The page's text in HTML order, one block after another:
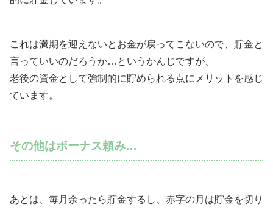
これは満期を迎えないとお金が戻ってこないので、貯金と
言っていいのだろうか…というかんじですが、
老後の資金として強制的に貯められる点にメリットを感じ
ています。
その他はボーナス頼み…
あとは、毎月余ったら貯金するし、赤字の月は貯金を切り